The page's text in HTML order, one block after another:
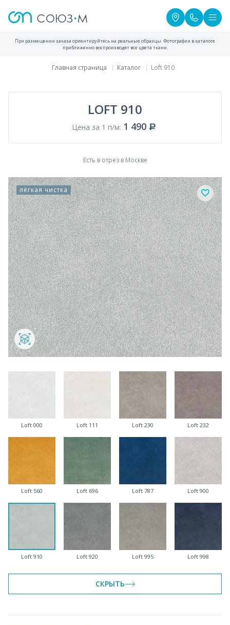
При размещении заказа ориентируйтесь на реальные образцы. Фотографии в каталоге
приближенно воспроизводят все цвета ткани.
Главная страница Каталог Loft 910
LOFT 910
Цена за 1 п/м: 1 490
Есть в отрез в Москве
лёгкая чистка
Loft 000 Loft 111 Loft 230 Loft 232
Loft 560 Loft 696 Loft 787 Loft 900
Loft 910 Loft 920 Loft 995 Loft 998
СКРЫТЬ